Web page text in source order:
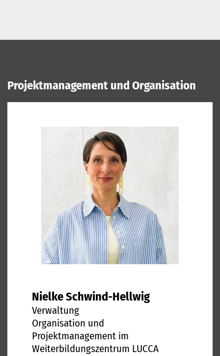
Projektmanagement und Organisation
Nielke Schwind-Hellwig
Verwaltung
Organisation und
Projektmanagement im
Weiterbildungszentrum LUCCA